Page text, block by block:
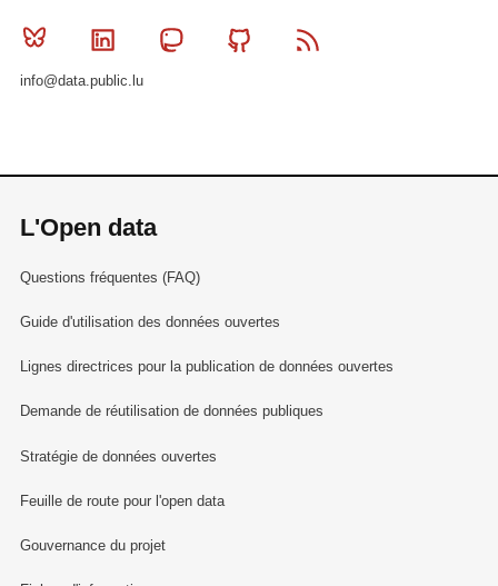
Bluesky Linkedin MastodonGithub
info@data.public.lu
L'Open data
Questions fréquentes (FAQ)
Guide d'utilisation des données ouvertes
Lignes directrices pour la publication de données ouvertes
Demande de réutilisation de données publiques
Stratégie de données ouvertes
Feuille de route pour l'open data
Gouvernance du projet